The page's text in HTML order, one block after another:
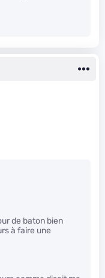
de baton bien
à faire une